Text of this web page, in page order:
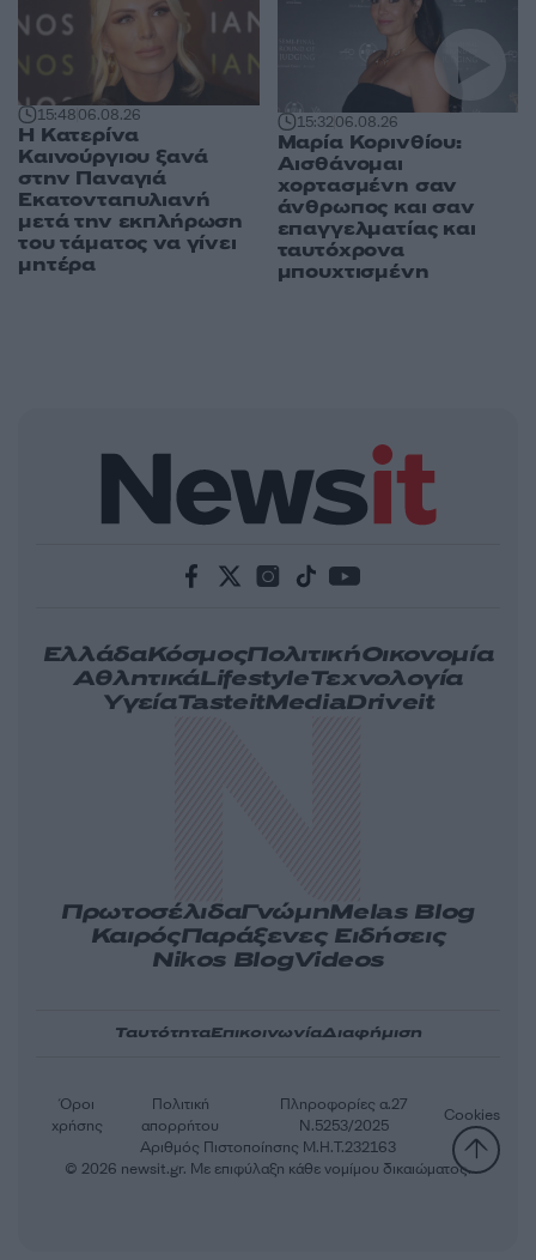
15:4806.08.26
Η Κατερίνα
Καινούργιου ξανά
στην Παναγιά
Εκατονταπυλιανή
μετά την εκπλήρωση
του τάματος να γίνει
μητέρα
15:3206.08.26
Μαρία Κορινθίου:
Αισθάνομαι
χορτασμένη σαν
άνθρωπος και σαν
επαγγελματίας και
ταυτόχρονα
μπουχτισμένη
ΕλλάδαΚόσμοςΠολιτικήΟικονομία
ΑθλητικάLifestyleΤεχνολογία
ΥγείαTasteitMediaDriveit
ΠρωτοσέλιδαΓνώμηMelas Blog
ΚαιρόςΠαράξενες Ειδήσεις
Nikos BlogVideos
ΤαυτότηταΕπικοινωνίαΔιαφήμιση
Αριθμός Πιστοποίησης Μ.Η.Τ.232163
Όροι
χρήσης
Πολιτική
απορρήτου
Πληροφορίες α.27
Ν.5253/2025
Cookies
© 2026 newsit.gr. Με επιφύλαξη κάθε νομίμου δικαιώματος.